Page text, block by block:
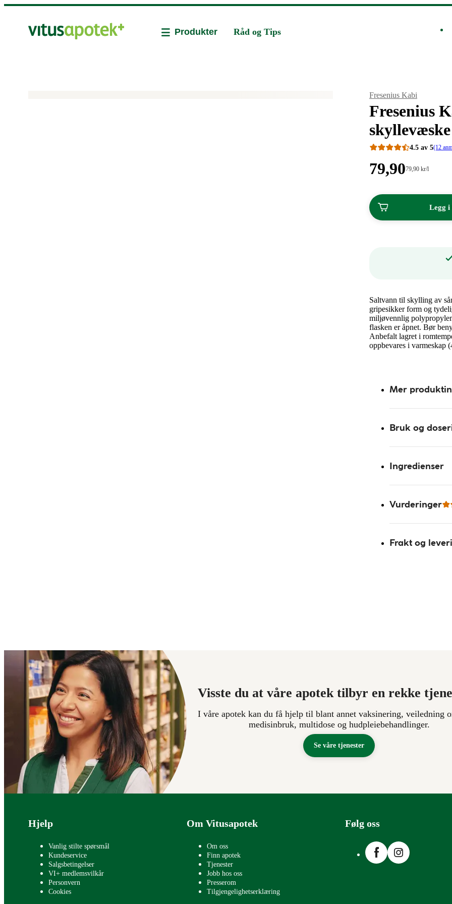
Produkter Råd og Tips
Merke:
Fresenius Kabi
Fresenius
4.5 av 5(12
Pris:
kroner.
79,90Stykkpris:
79,90 kr/l
Legg i
Saltvann til skylling av
gripesikker form og
miljøvennlig
flasken er åpnet. Bør
Anbefalt lagret i
oppbevares i varmeskap
Mer
Bruk og
Ingredienser
Vurderinger
Frakt og
Visste du at våre apotek tilbyr en rekke
I våre apotek kan du få hjelp til blant annet vaksinering, veiledning
medisinbruk, multidose og hudpleiebehandlinger.
Se våre tjenester
Bunntekst
Hjelp
Vanlig stilte spørsmål
Kundeservice
Salgsbetingelser
VI+ medlemsvilkår
Personvern
Cookies
Om Vitusapotek
Om oss
Finn apotek
Tjenester
Jobb hos oss
Presserom
Tilgjengelighetserklæring
Følg oss
FacebookInstagram